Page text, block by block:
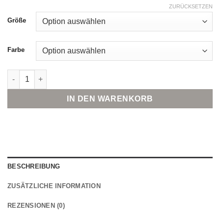
Größe
Farbe
ZURÜCKSETZEN
MAC Jeans WIDE DOUBLE PLEAT Menge
IN DEN WARENKORB
BESCHREIBUNG
ZUSÄTZLICHE INFORMATION
REZENSIONEN (0)